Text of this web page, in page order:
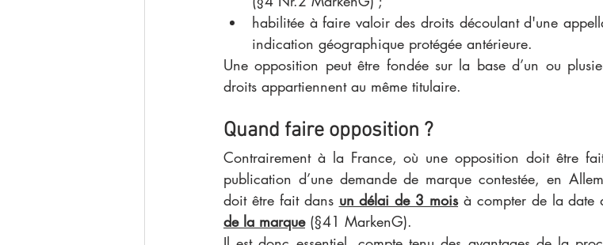
habilitée à faire valoir des droits découlant d'une
indication géographique protégée antérieure.
Une opposition peut être fondée sur la base d’un ou
droits appartiennent au même titulaire.
Quand faire opposition ?
Contrairement à la France, où une opposition doit être
publication d’une demande de marque contestée, en
doit être fait dans un délai de 3 mois à compter de la date
de la marque (§41 MarkenG).